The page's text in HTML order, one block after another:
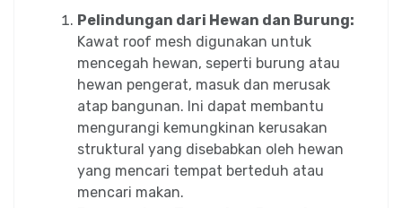
Pelindungan dari Hewan dan Burung:
Kawat roof mesh digunakan untuk
mencegah hewan, seperti burung atau
hewan pengerat, masuk dan merusak
atap bangunan. Ini dapat membantu
mengurangi kemungkinan kerusakan
struktural yang disebabkan oleh hewan
yang mencari tempat berteduh atau
mencari makan.